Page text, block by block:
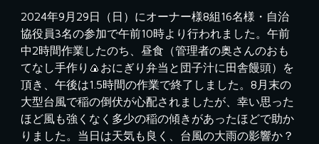
2024年9月29日（日）にオーナー様8組16名様・自治
協役員3名の参加で午前10時より行われました。午前
中2時間作業したのち、昼食（管理者の奥さんのおも
てなし手作り🍙おにぎり弁当と団子汁に田舎饅頭）を
頂き、午後は1.5時間の作業で終了しました。8月末の
大型台風で稲の倒伏が心配されましたが、幸い思った
ほど風も強くなく多少の稲の傾きがあったほどで助か
りました。当日は天気も良く、台風の大雨の影響か？